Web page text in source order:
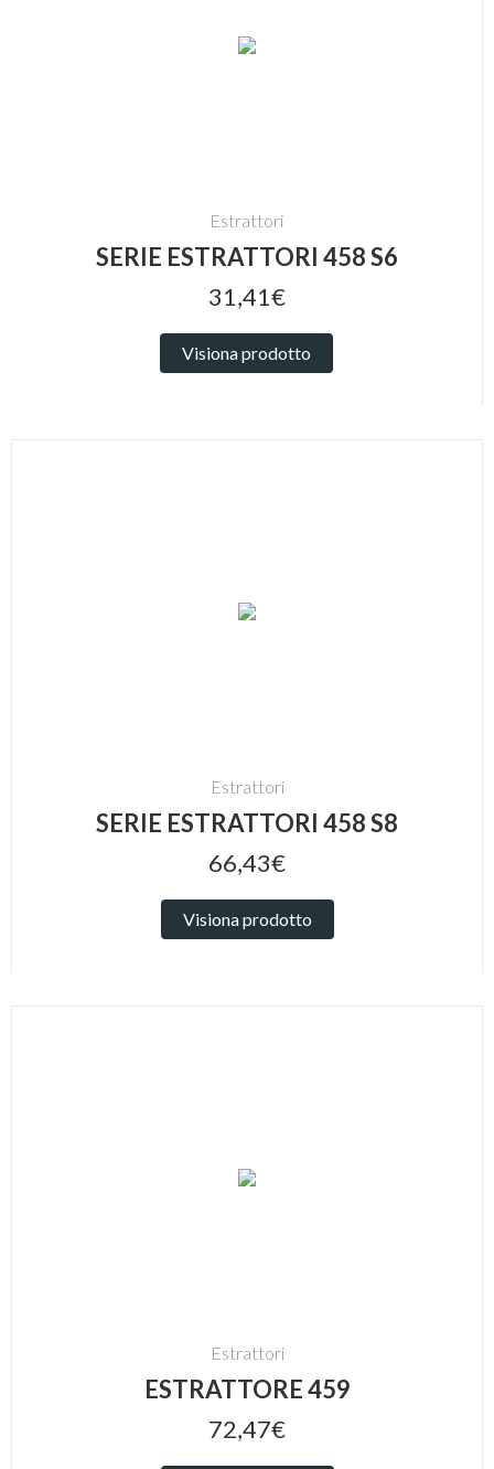
Estrattori
SERIE ESTRATTORI 458 S6
31,41€
Visiona prodotto
Estrattori
SERIE ESTRATTORI 458 S8
66,43€
Visiona prodotto
Estrattori
ESTRATTORE 459
72,47€